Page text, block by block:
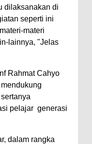
dilaksanakan di
seperti ini
materi
lainnya, "Jelas
Rahmat Cahyo
pelajar generasi
dalam rangka